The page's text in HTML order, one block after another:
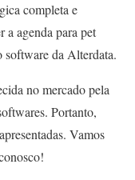
completa e
a agenda para pet
software da Alterdata.
no mercado pela
Portanto,
Vamos